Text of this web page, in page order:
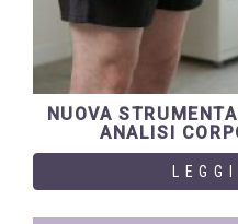
NUOVA
ANALISI